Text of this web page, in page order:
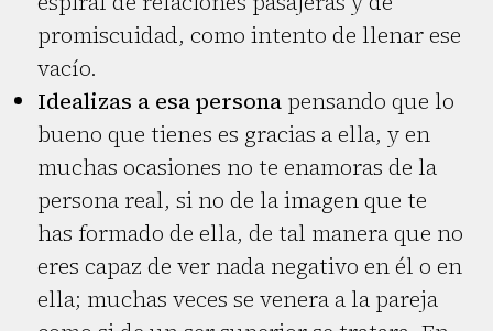
promiscuidad, como intento de llenar ese
vacío.
Idealizas a esa persona pensando que lo
bueno que tienes es gracias a ella, y en
muchas ocasiones no te enamoras de la
persona real, si no de la imagen que te
has formado de ella, de tal manera que no
eres capaz de ver nada negativo en él o en
ella; muchas veces se venera a la pareja